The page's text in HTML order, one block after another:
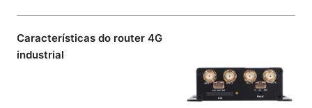
Características do router 4G
industrial